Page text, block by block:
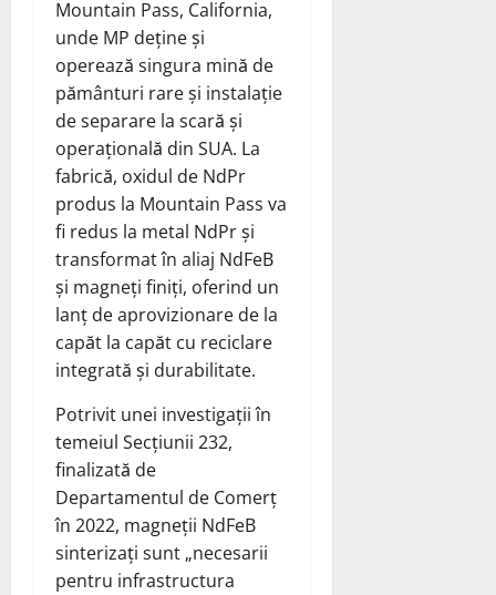
Mountain Pass, California,
unde MP deține și
operează singura mină de
pământuri rare și instalație
de separare la scară și
operațională din SUA. La
fabrică, oxidul de NdPr
produs la Mountain Pass va
fi redus la metal NdPr și
transformat în aliaj NdFeB
și magneți finiți, oferind un
lanț de aprovizionare de la
capăt la capăt cu reciclare
integrată și durabilitate.
Potrivit unei investigații în
temeiul Secțiunii 232,
finalizată de
Departamentul de Comerț
în 2022, magneții NdFeB
sinterizați sunt „necesarii
pentru infrastructura